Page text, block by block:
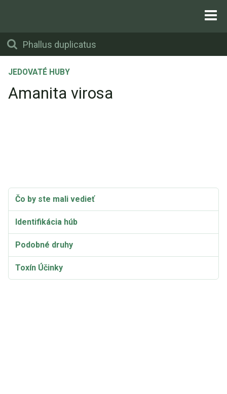
JEDOVATÉ HUBY
Amanita virosa
Čo by ste mali vedieť
Identifikácia húb
Podobné druhy
Toxín Účinky